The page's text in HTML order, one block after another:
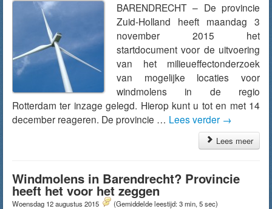
BARENDRECHT – De provincie
Zuid-Holland heeft maandag 3
november 2015 het
startdocument voor de uitvoering
van het milieueffectonderzoek
van mogelijke locaties voor
windmolens in de regio
Rotterdam ter inzage gelegd. Hierop kunt u tot en met 14
december reageren. De provincie … Lees verder →
Lees meer
Windmolens in Barendrecht? Provincie
heeft het voor het zeggen
Woensdag 12 augustus 2015 (Gemiddelde leestijd: 3 min, 5 sec)